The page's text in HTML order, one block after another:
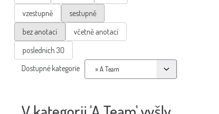
vzestupně
sestupně
bez anotací
včetně anotací
posledních 30
Dostupné kategorie